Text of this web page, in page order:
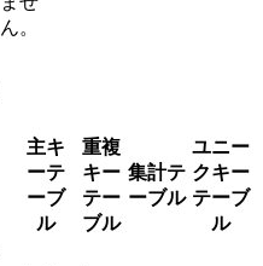
ん。
主キ
ーテ
ーブ
ル
重複
キー
テー
ブル
集計テ
ーブル
ユニー
クキー
テーブ
ル